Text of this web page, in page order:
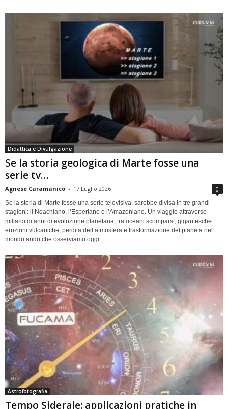
Didattica e Divulgazione
Se la storia geologica di Marte fosse una
serie tv…
Agnese Caramanico - 17 Luglio 2026 0
Se la storia di Marte fosse una serie televisiva, sarebbe divisa in tre grandi
stagioni: il Noachiano, l’Esperiano e l’Amazoniano. Un viaggio attraverso
miliardi di anni di evoluzione planetaria, tra oceani scomparsi, gigantesche
eruzioni vulcaniche, perdita dell’atmosfera e trasformazione del pianeta nel
mondo arido che osserviamo oggi.
Astrofotografia
Tempo Siderale: applicazioni pratiche in